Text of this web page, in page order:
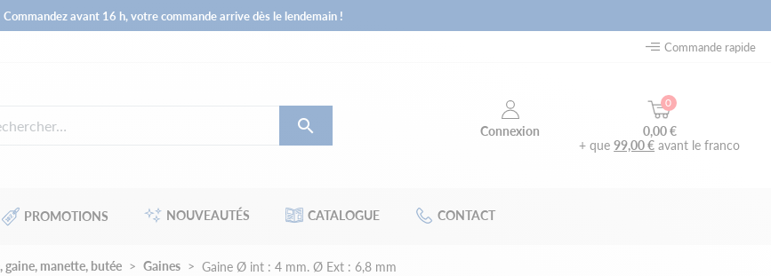
Commandez avant 16 h, votre commande arrive dès le lendemain !
Commande rapide
 Connexion
0
0,00 €
+ que99,00 € avant le franco
PROMOTIONS NOUVEAUTÉS CATALOGUE CONTACT
gaine, manette, butée Gaines Gaine Ø int : 4 mm. Ø Ext : 6,8 mm